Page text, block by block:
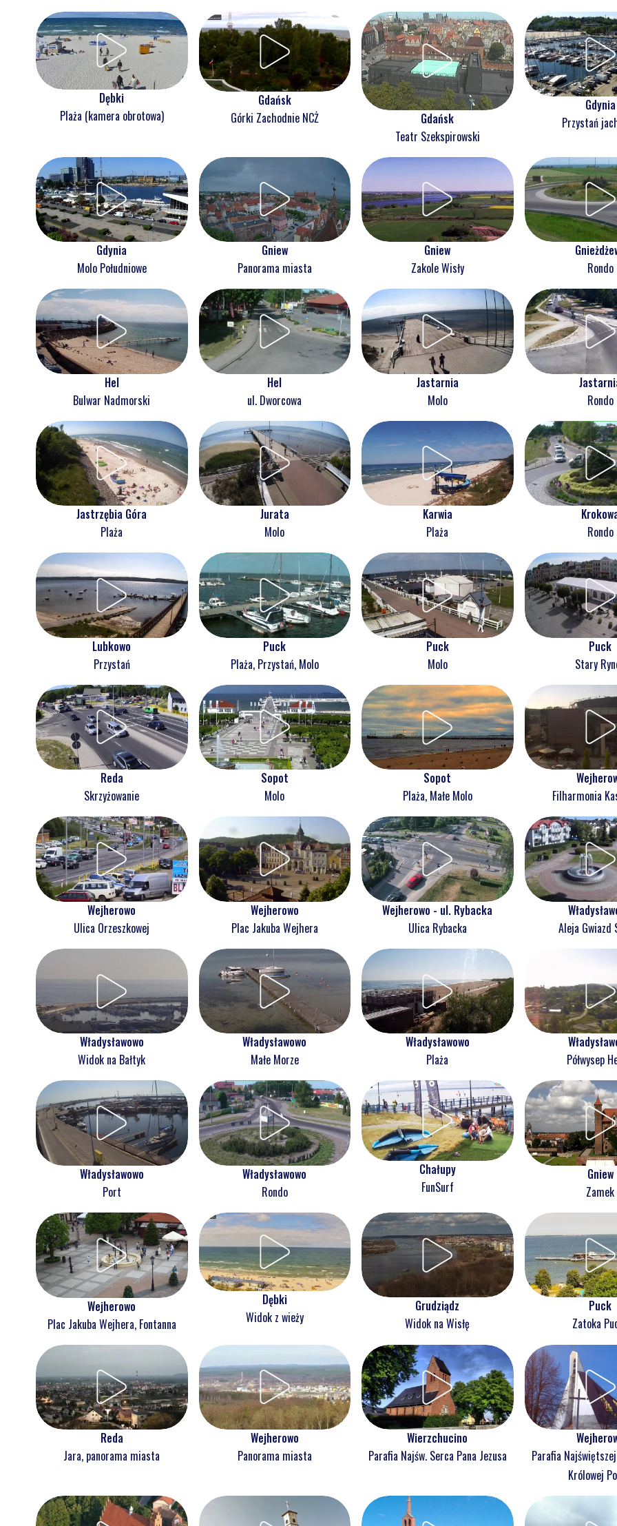
Dębki
Plaża (kamera obrotowa)
Gdańsk
Górki Zachodnie NCŻ
Gdańsk
Teatr Szekspirowski
Gdynia
Przystań
Gdynia
Molo Południowe
Gniew
Panorama miasta
Gniew
Zakole Wisły
Rondo
Hel
Bulwar Nadmorski
Hel
ul. Dworcowa
Jastarnia
Molo
Rondo
Jastrzębia Góra
Plaża
Jurata
Molo
Karwia
Plaża
Rondo
Lubkowo
Przystań
Puck
Plaża, Przystań, Molo
Puck
Molo
Puck
Stary
Reda
Skrzyżowanie
Sopot
Molo
Sopot
Plaża, Małe Molo
Filharmonia
Wejherowo
Ulica Orzeszkowej
Wejherowo
Plac Jakuba Wejhera
Wejherowo - ul. Rybacka
Ulica Rybacka
Aleja Gwiazd
Władysławowo
Widok na Bałtyk
Władysławowo
Małe Morze
Władysławowo
Plaża
Półwysep
Władysławowo
Port
Władysławowo
Rondo
Chałupy
FunSurf
Gniew
Zamek
Wejherowo
Plac Jakuba Wejhera, Fontanna
Dębki
Widok z wieży
Grudziądz
Widok na Wisłę
Puck
Zatoka
Reda
Jara, panorama miasta
Wejherowo
Panorama miasta
Wierzchucino
Parafia Najśw. Serca Pana Jezusa
Parafia
Królowej